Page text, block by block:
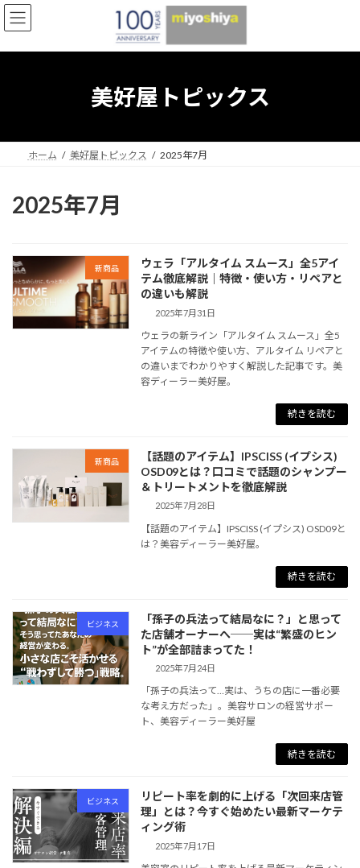
コ
ン
ン
ナ
ビ
ー
美好屋トピックス
ホーム 美好屋トピックス 2025年7月
2025年7月
新商品
ウェラ「アルタイム スムース」全5アイ
テム徹底解説｜特徴・使い方・リペアと
の違いも解説
2025年7月31日
ウェラの新ライン「アルタイム スムース」全5
アイテムの特徴や使い方、アルタイム リペアと
の違いまでわかりやすく解説した記事です。美
容ディーラー美好屋。
続きを読む
新商品
【話題のアイテム】IPSCISS (イプシス)
OSD09とは？口コミで話題のシャンプー
＆トリートメントを徹底解説
2025年7月28日
【話題のアイテム】IPSCISS (イプシス) OSD09と
は？美容ディーラー美好屋。
続きを読む
ビジネス
「孫子の兵法って結局なに？」と思って
た店舗オーナーへ──実は“繁盛のヒン
ト”が全部詰まってた！
2025年7月24日
「孫子の兵法って…実は、うちの店に一番必要
な考え方だった」。美容サロンの経営サポー
ト、美容ディーラー美好屋
続きを読む
ビジネス
リピート率を劇的に上げる「次回来店管
理」とは？今すぐ始めたい最新マーケテ
ィング術
2025年7月17日